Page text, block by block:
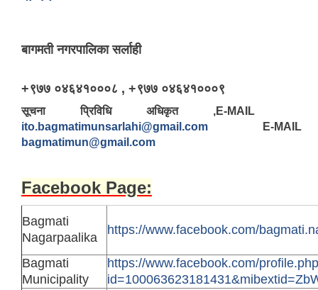
बागमती नगरपालिका सर्लाही
+९७७ ०४६४१०००८ , +९७७ ०४६४१०००९
सूचना प्रिविधि अधिकृत ,E-
ito.bagmatimunsarlahi@gmail.com E-MAIL
bagmatimun@gmail.com
Facebook Page:
Bagmati
Nagarpaalika
https://www.facebook.com/
Bagmati
Municipality
https://www.facebook.com/